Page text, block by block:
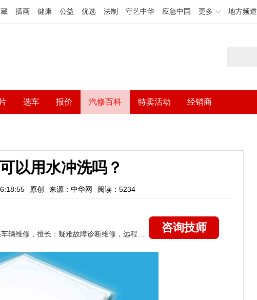
插画 健康 公益 优选 法制 守艺中华 应急中国 更多 地方频道
选车 报价 汽修百科 特卖活动 经销商
以用水冲洗吗？
原创 来源：中华网 阅读：5234
咨询技师